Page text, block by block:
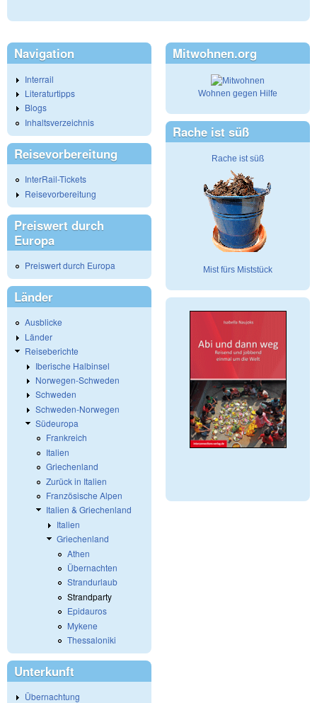
Navigation
Interrail
Literaturtipps
Blogs
Inhaltsverzeichnis
Reisevorbereitung
InterRail-Tickets
Reisevorbereitung
Preiswert durch
Europa
Preiswert durch Europa
Länder
Ausblicke
Länder
Reiseberichte
Iberische Halbinsel
Norwegen-Schweden
Schweden
Schweden-Norwegen
Südeuropa
Frankreich
Italien
Griechenland
Zurück in Italien
Französische Alpen
Italien & Griechenland
Italien
Griechenland
Athen
Übernachten
Strandurlaub
Strandparty
Epidauros
Mykene
Thessaloniki
Unterkunft
Übernachtung
Mitwohnen.org
Wohnen gegen Hilfe
Rache ist süß
Rache ist süß
Mist fürs Miststück